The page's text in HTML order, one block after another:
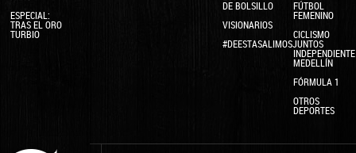
ESPECIAL:
TRAS EL ORO
TURBIO
DE BOLSILLO
VISIONARIOS
#DEESTASALIMOSJUNTOS
FÚTBOL
FEMENINO
CICLISMO
INDEPENDIENTE
MEDELLÍN
FÓRMULA 1
OTROS
DEPORTES